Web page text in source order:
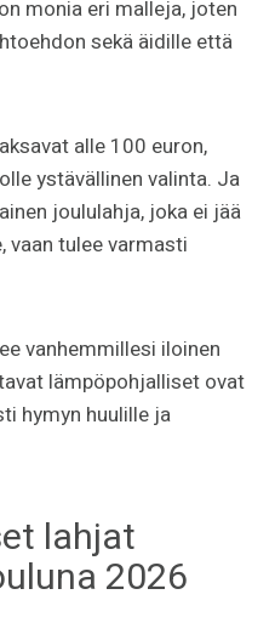
monia eri malleja, joten
sekä äidille että
alle 100 euron,
ystävällinen valinta. Ja
joululahja, joka ei jää
vaan tulee varmasti
vanhemmillesi iloinen
lämpöpohjalliset ovat
hymyn huulille ja
lahjat
2026